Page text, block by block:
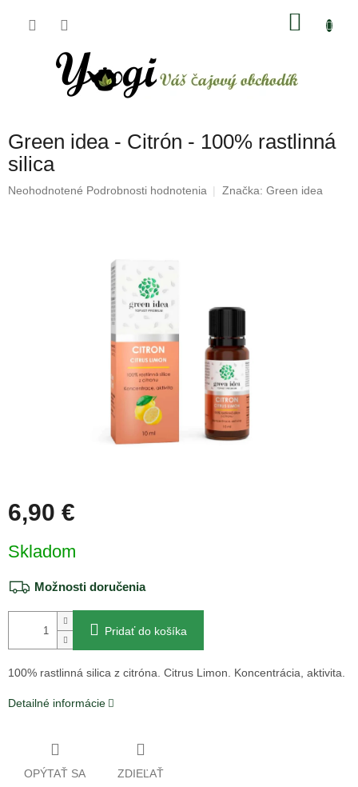
Green idea - Citrón - 100% rastlinná
silica
Priemerné
Neohodnotené Podrobnosti hodnotenia Značka: Green idea
6,90 €
cena:
Skladom
Možnosti doručenia
Pridať do košíka
100% rastlinná silica z citróna. Citrus Limon. Koncentrácia, aktivita.
Detailné informácie
OPÝTAŤ SA ZDIEĽAŤ